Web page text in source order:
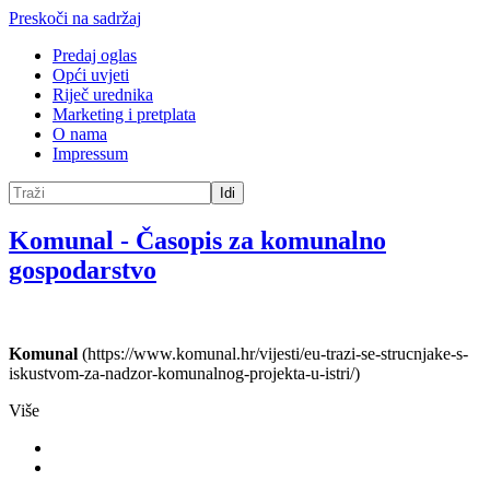
Preskoči na sadržaj
Predaj oglas
Opći uvjeti
Riječ urednika
Marketing i pretplata
O nama
Impressum
Idi
Komunal - Časopis za komunalno
gospodarstvo
Komunal (https://www.komunal.hr/vijesti/eu-trazi-se-strucnjake-s-
iskustvom-za-nadzor-komunalnog-projekta-u-istri/)
Više